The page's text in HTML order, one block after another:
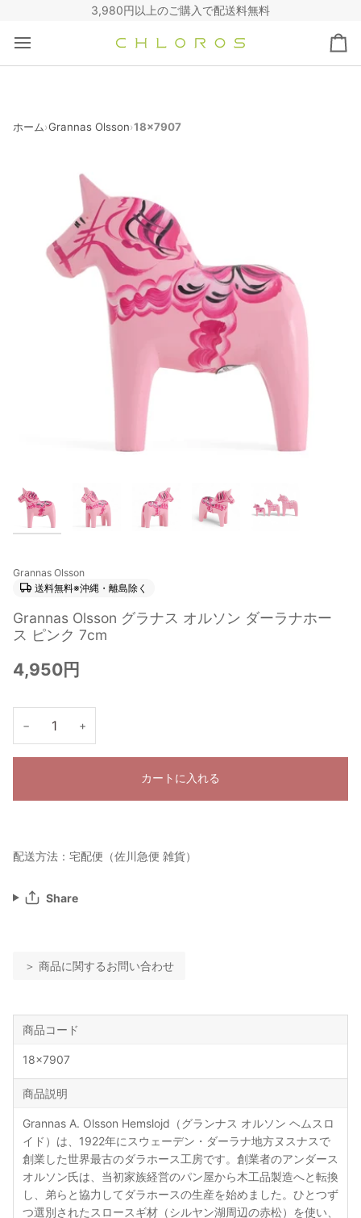
3,980円以上のご購入で配送料無料
カ
ー
ホーム›Grannas Olsson›18x7907
Grannas Olsson
送料無料※沖縄・離島除く
Grannas Olsson グラナス オルソン ダーラナホー
ス ピンク 7cm
4,950円
− +
カートに入れる
配送方法：宅配便（佐川急便 雑貨）
Share
＞ 商品に関するお問い合わせ
商品コード
18x7907
商品説明
Grannas A. Olsson Hemslojd（グランナス オルソン ヘムスロ
イド）は、1922年にスウェーデン・ダーラナ地方ヌスナスで
創業した世界最古のダラホース工房です。創業者のアンダース
オルソン氏は、当初家族経営のパン屋から木工品製造へと転換
し、弟らと協力してダラホースの生産を始めました。ひとつず
つ選別されたスロースギ材（シルヤン湖周辺の赤松）を使い、